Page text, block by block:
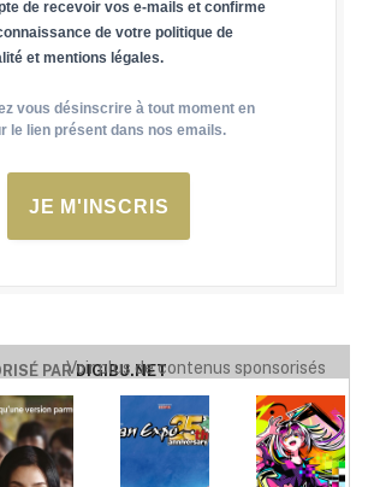
de recevoir vos e-mails et confirme
de votre politique de
et mentions légales.
vous désinscrire à tout moment en
le lien présent dans nos emails.
JE M'INSCRIS
PARDIGIBU.NET
Voir plus de contenus sponsorisés